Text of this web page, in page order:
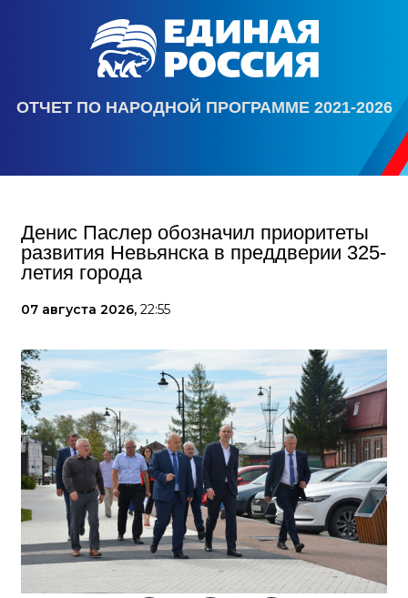
ОТЧЕТ ПО НАРОДНОЙ ПРОГРАММЕ 2021-2026
Денис Паслер обозначил приоритеты
развития Невьянска в преддверии 325-
летия города
07 августа 2026, 22:55